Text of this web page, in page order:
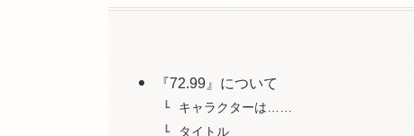
『72.99』について
キャラクターは……
タイトル